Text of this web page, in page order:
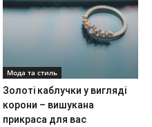
Мода та стиль
Золоті каблучки у вигляді
корони – вишукана
прикраса для вас